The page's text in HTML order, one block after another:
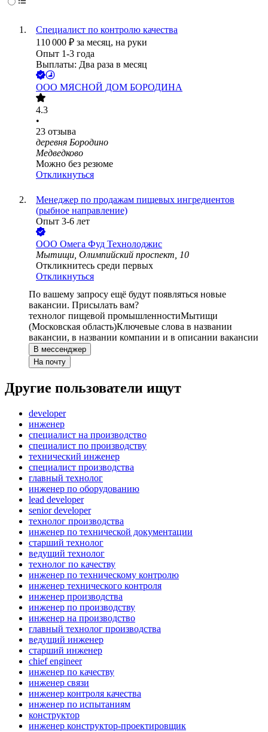
Специалист по контролю качества
110 000 ₽ за месяц, на руки
Опыт 1-3 года
Выплаты: Два раза в месяц
ООО МЯСНОЙ ДОМ БОРОДИНА
4.3
•
23 отзыва
деревня Бородино
Медведково
Можно без резюме
Откликнуться
Менеджер по продажам пищевых ингредиентов
(рыбное направление)
Опыт 3-6 лет
ООО Омега Фуд Технолоджис
Мытищи, Олимпийский проспект, 10
Откликнитесь среди первых
Откликнуться
По вашему запросу ещё будут появляться новые
вакансии. Присылать вам?
технолог пищевой промышленностиМытищи
(Московская область)Ключевые слова в названии
вакансии, в названии компании и в описании вакансии
В мессенджер
На почту
Другие пользователи ищут
developer
инженер
специалист на производство
специалист по производству
технический инженер
специалист производства
главный технолог
инженер по оборудованию
lead developer
senior developer
технолог производства
инженер по технической документации
старший технолог
ведущий технолог
технолог по качеству
инженер по техническому контролю
инженер технического контроля
инженер производства
инженер по производству
инженер на производство
главный технолог производства
ведущий инженер
старший инженер
chief engineer
инженер по качеству
инженер связи
инженер контроля качества
инженер по испытаниям
конструктор
инженер конструктор-проектировщик